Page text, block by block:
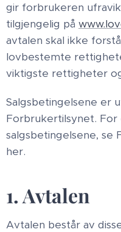
gir forbrukeren
tilgjengelig på
avtalen skal ikke
lovbestemte
viktigste rettigheter
Salgsbetingelsene er
Forbrukertilsynet. For
salgsbetingelsene, se
her.
1. Avtalen
Avtalen består av